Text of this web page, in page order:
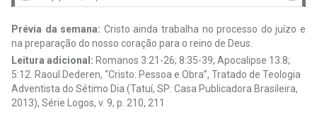
Prévia da semana: Cristo ainda trabalha no processo do juízo e
na preparação do nosso coração para o reino de Deus.
Leitura adicional: Romanos 3:21-26; 8:35-39; Apocalipse 13:8;
5:12. Raoul Dederen, “Cristo: Pessoa e Obra”, Tratado de Teologia
Adventista do Sétimo Dia (Tatuí, SP: Casa Publicadora Brasileira,
2013), Série Logos, v. 9, p. 210, 211